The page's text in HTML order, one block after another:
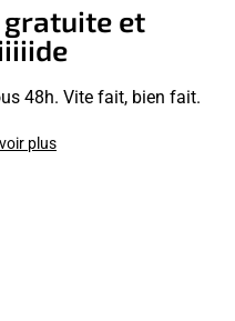
et
48h. Vite fait, bien fait.
plus